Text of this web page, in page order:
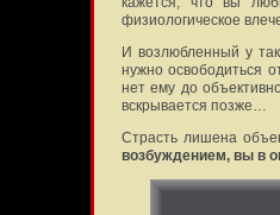
физиологическое
И возлюбленный у
нужно освободиться
нет ему до
вскрывается позже…
Страсть лишена
возбуждением, вы в